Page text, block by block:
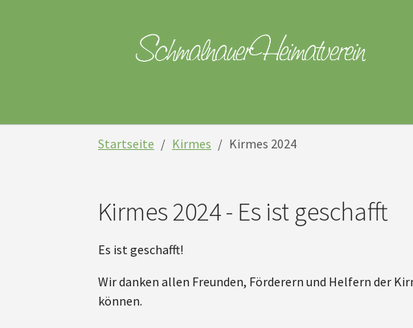
Startseite Kirmes Kirmes 2024
Kirmes 2024 - Es ist geschafft
Es ist geschafft!
Wir danken allen Freunden, Förderern und Helfern der
können.